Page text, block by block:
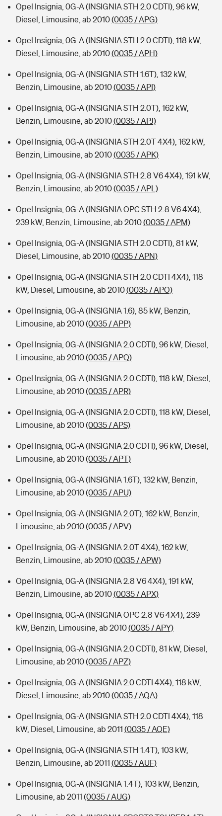
Opel Insignia, 0G-A (INSIGNIA STH 2.0 CDTI), 96 kW,
Diesel, Limousine, ab 2010(0035 / APG)
Opel Insignia, 0G-A (INSIGNIA STH 2.0 CDTI), 118 kW,
Diesel, Limousine, ab 2010(0035 / APH)
Opel Insignia, 0G-A (INSIGNIA STH 1.6T), 132 kW,
Benzin, Limousine, ab 2010(0035 / API)
Opel Insignia, 0G-A (INSIGNIA STH 2.0T), 162 kW,
Benzin, Limousine, ab 2010(0035 / APJ)
Opel Insignia, 0G-A (INSIGNIA STH 2.0T 4X4), 162 kW,
Benzin, Limousine, ab 2010(0035 / APK)
Opel Insignia, 0G-A (INSIGNIA STH 2.8 V6 4X4), 191 kW,
Benzin, Limousine, ab 2010(0035 / APL)
Opel Insignia, 0G-A (INSIGNIA OPC STH 2.8 V6 4X4),
239 kW, Benzin, Limousine, ab 2010(0035 / APM)
Opel Insignia, 0G-A (INSIGNIA STH 2.0 CDTI), 81 kW,
Diesel, Limousine, ab 2010(0035 / APN)
Opel Insignia, 0G-A (INSIGNIA STH 2.0 CDTI 4X4), 118
kW, Diesel, Limousine, ab 2010(0035 / APO)
Opel Insignia, 0G-A (INSIGNIA 1.6), 85 kW, Benzin,
Limousine, ab 2010(0035 / APP)
Opel Insignia, 0G-A (INSIGNIA 2.0 CDTI), 96 kW, Diesel,
Limousine, ab 2010(0035 / APQ)
Opel Insignia, 0G-A (INSIGNIA 2.0 CDTI), 118 kW, Diesel,
Limousine, ab 2010(0035 / APR)
Opel Insignia, 0G-A (INSIGNIA 2.0 CDTI), 118 kW, Diesel,
Limousine, ab 2010(0035 / APS)
Opel Insignia, 0G-A (INSIGNIA 2.0 CDTI), 96 kW, Diesel,
Limousine, ab 2010(0035 / APT)
Opel Insignia, 0G-A (INSIGNIA 1.6T), 132 kW, Benzin,
Limousine, ab 2010(0035 / APU)
Opel Insignia, 0G-A (INSIGNIA 2.0T), 162 kW, Benzin,
Limousine, ab 2010(0035 / APV)
Opel Insignia, 0G-A (INSIGNIA 2.0T 4X4), 162 kW,
Benzin, Limousine, ab 2010(0035 / APW)
Opel Insignia, 0G-A (INSIGNIA 2.8 V6 4X4), 191 kW,
Benzin, Limousine, ab 2010(0035 / APX)
Opel Insignia, 0G-A (INSIGNIA OPC 2.8 V6 4X4), 239
kW, Benzin, Limousine, ab 2010(0035 / APY)
Opel Insignia, 0G-A (INSIGNIA 2.0 CDTI), 81 kW, Diesel,
Limousine, ab 2010(0035 / APZ)
Opel Insignia, 0G-A (INSIGNIA 2.0 CDTI 4X4), 118 kW,
Diesel, Limousine, ab 2010(0035 / AQA)
Opel Insignia, 0G-A (INSIGNIA STH 2.0 CDTI 4X4), 118
kW, Diesel, Limousine, ab 2011 (0035 / AQE)
Opel Insignia, 0G-A (INSIGNIA STH 1.4T), 103 kW,
Benzin, Limousine, ab 2011 (0035 / AUF)
Opel Insignia, 0G-A (INSIGNIA 1.4T), 103 kW, Benzin,
Limousine, ab 2011 (0035 / AUG)